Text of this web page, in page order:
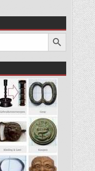
Zoekknop